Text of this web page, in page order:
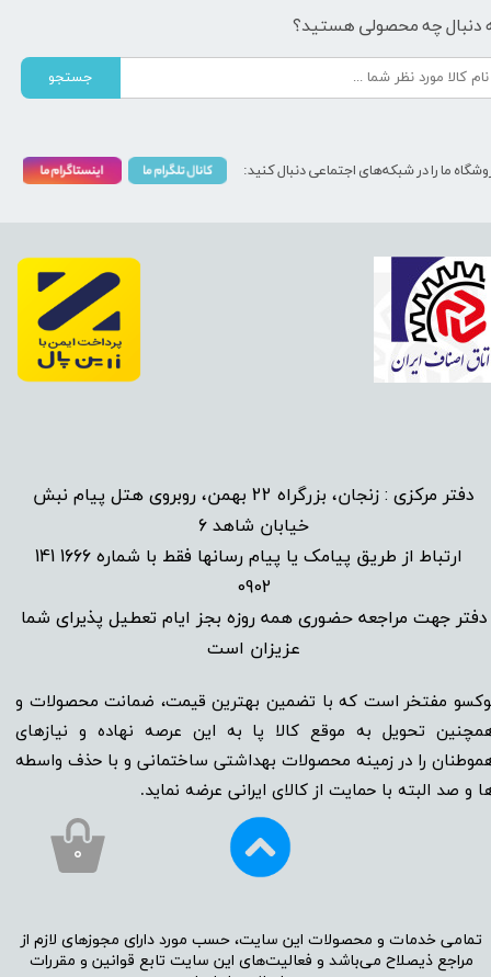
دفتر مرکزی : زنجان، بزرگراه 22 بهمن، روبروی هتل پیام نبش
خیابان شاهد 6
ارتباط از طریق پیامک یا پیام رسانها فقط با شماره
1666 141
0902
دفتر جهت مراجعه حضوری همه روزه بجز ایام تعطیل پذیرای شما
عزیزان است​​​​​​​
مفتخر است که با تضمین بهترین قیمت، ضمانت محصولات و
تحویل به موقع کالا پا به این عرصه نهاده و نیاز‌‌‌‌‌‌‌‌های
را در زمینه‌‌‌ محصولات بهداشتی ساختمانی و با حذف واسطه
و صد البته با حمایت از کالای ایرانی عرضه نماید.
تمامی خدمات و محصولات این سایت، حسب مورد دارای مجوز‌‌‌‌های لازم از
مراجع ذیصلاح می‌باشد و فعالیت‌‌‌‌های این سایت تابع قوانین و مقررات
دنبال چه محصولی هستید؟
جستجو
ما را در شبکه‌های اجتماعی دنبال کنید:
۰